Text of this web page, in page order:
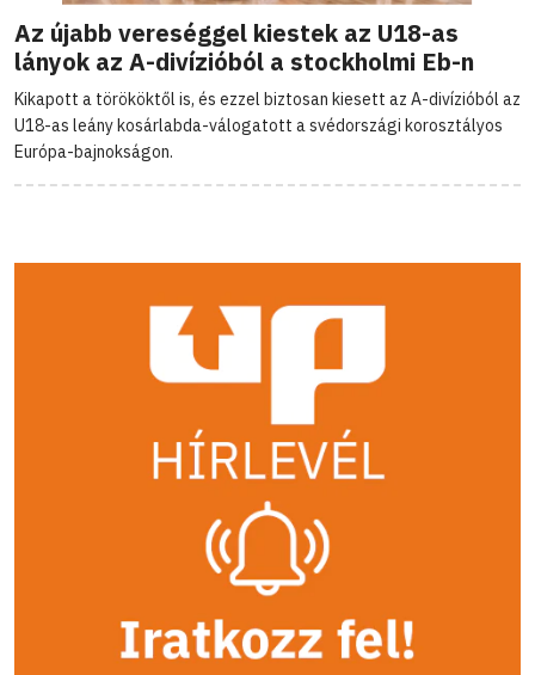
Az újabb vereséggel kiestek az U18-as
lányok az A-divízióból a stockholmi Eb-n
Kikapott a törököktől is, és ezzel biztosan kiesett az A-divízióból az
U18-as leány kosárlabda-válogatott a svédországi korosztályos
Európa-bajnokságon.